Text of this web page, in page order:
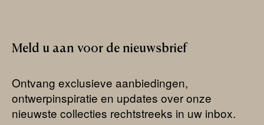
Meld u aan voor de nieuwsbrief
Ontvang exclusieve aanbiedingen,
ontwerpinspiratie en updates over onze
nieuwste collecties rechtstreeks in uw inbox.